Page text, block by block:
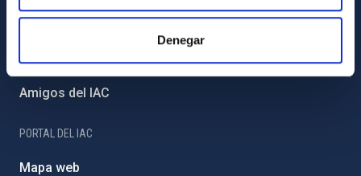
Denegar
Proyectos institucionales
Programa Severo Ochoa
Amigos del IAC
PORTAL DEL IAC
Mapa web